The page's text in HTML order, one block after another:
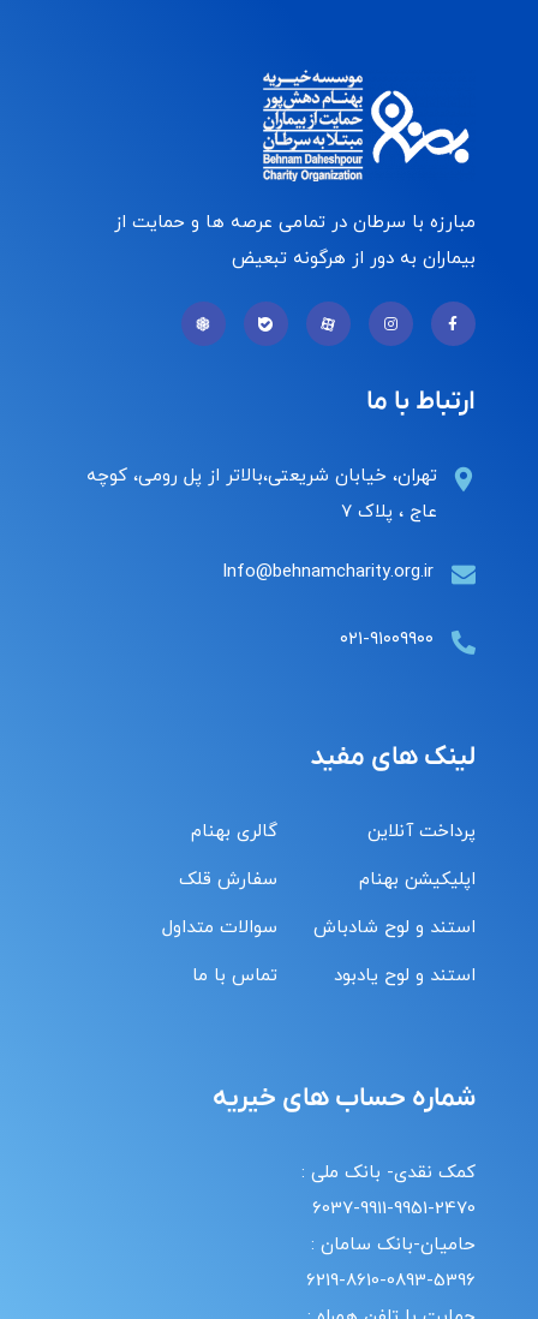
مبارزه با سرطان در تمامی عرصه ها و حمایت از
بیماران به دور از هرگونه تبعیض
ارتباط با ما
تهران، خیابان شریعتی،بالاتر از پل رومی، کوچه
عاج ، پلاک ۷
Info@behnamcharity.org.ir
۰۲۱-۹۱۰۰۹۹۰۰
لینک های مفید
پرداخت آنلاین
اپلیکیشن بهنام
استند و لوح شادباش
استند و لوح یادبود
گالری بهنام
سفارش قلک
سوالات متداول
تماس با ما
شماره حساب های خیریه
کمک نقدی- بانک ملی :
6037-9911-9951-2470
حامیان-بانک سامان :
6219-8610-0893-5396